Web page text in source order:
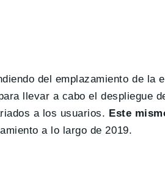
del emplazamiento de la
llevar a cabo el despliegue
a los usuarios. Este
a lo largo de 2019.